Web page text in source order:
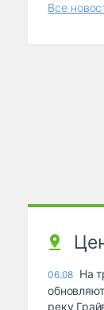
Все
06.08 На
реку